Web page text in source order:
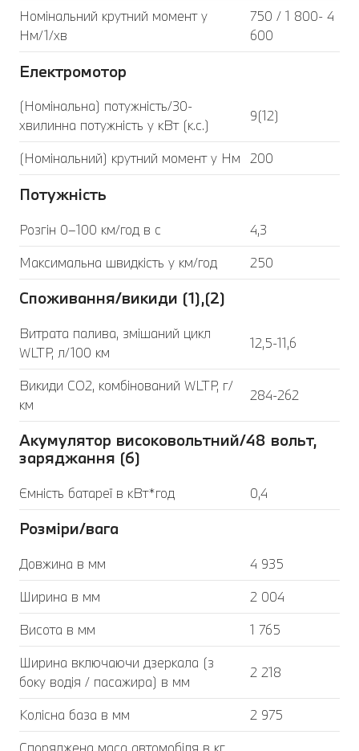
Номінальний крутний момент у
Нм/1/хв
750 / 1 800- 4
600
Електромотор
(Номінальна) потужність/30-
хвилинна потужність у кВт (к.с.)
9(12)
(Номінальний) крутний момент у Нм 200
Потужність
Розгін 0–100 км/год в с
4,3
Максимальна швидкість у км/год
250
Споживання/викиди (1),(2)
Витрата палива, змішаний цикл
WLTP, л/100 км
12,5-11,6
Викиди CO2, комбінований WLTP, г/
км
284-262
Акумулятор високовольтний/48 вольт,
заряджання (6)
Ємність батареї в кВт*год 0,4
Розміри/вага
Довжина в мм
4 935
Ширина в мм
2 004
Висота в мм
1 765
Ширина включаючи дзеркала (з
боку водія / пасажира) в мм
2 218
Колісна база в мм
2 975
Споряджена маса автомобіля в кг